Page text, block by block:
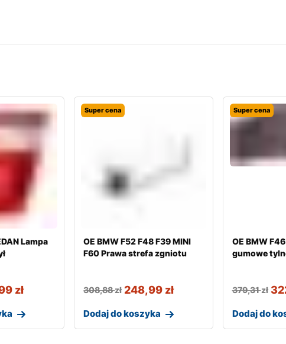
Lampa
zł
Super cena
OE BMW F52 F48 F39 MINI
F60 Prawa strefa zgniotu
308,88zł 248,99 zł
Dodaj do koszyka
Super cena
OE BMW
gumowe
379,31zł
Dodaj do